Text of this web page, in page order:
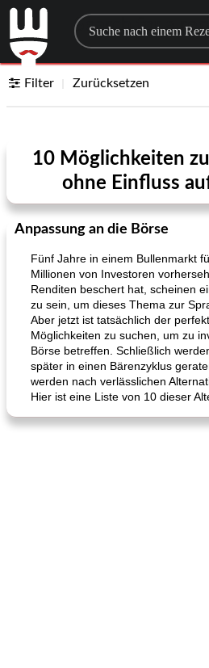
Search for a
Filter Zurücksetzen
10 Möglichkeiten
ohne Einfluss
Anpassung an die Börse
Fünf Jahre in einem Bullenmarkt
Millionen von Investoren
Renditen beschert hat, scheinen
zu sein, um dieses Thema zur
Aber jetzt ist tatsächlich der
Möglichkeiten zu suchen, um zu
Börse betreffen. Schließlich
später in einen Bärenzyklus
werden nach verlässlichen
Hier ist eine Liste von 10 dieser